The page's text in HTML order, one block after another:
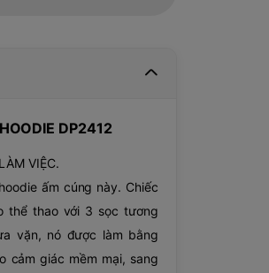
DP2412
VIỆC.
ấm cúng này. Chiếc
thể thao với 3 sọc tương
vặn, nó được làm bằng
cảm giác mềm mại, sang